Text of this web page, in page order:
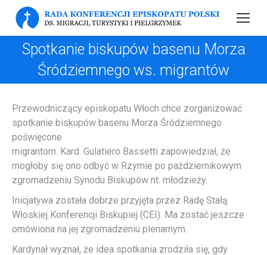
Spotkanie biskupów basenu Morza
Śródziemnego ws. migrantów
Przewodniczący episkopatu Włoch chce zorganizować
spotkanie biskupów basenu Morza Śródziemnego
poświęcone
migrantom. Kard. Gulatiero Bassetti zapowiedział, że
mogłoby się ono odbyć w Rzymie po październikowym
zgromadzeniu Synodu Biskupów nt. młodzieży.
Inicjatywa została dobrze przyjęta przez Radę Stałą
Włoskiej Konferencji Biskupiej (CEI). Ma zostać jeszcze
omówiona na jej zgromadzeniu plenarnym.
Kardynał wyznał, że idea spotkania zrodziła się, gdy